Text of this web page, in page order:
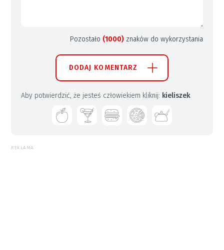
Pozostało (1000) znaków do wykorzystania
DODAJ KOMENTARZ
Aby potwierdzić, że jesteś człowiekiem kliknij: kieliszek
REKLAMA